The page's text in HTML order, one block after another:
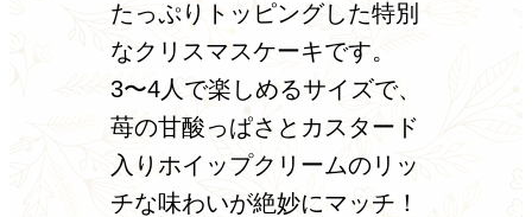
たっぷりトッピングした特別
なクリスマスケーキです。
3〜4人で楽しめるサイズで、
苺の甘酸っぱさとカスタード
入りホイップクリームのリッ
チな味わいが絶妙にマッチ！